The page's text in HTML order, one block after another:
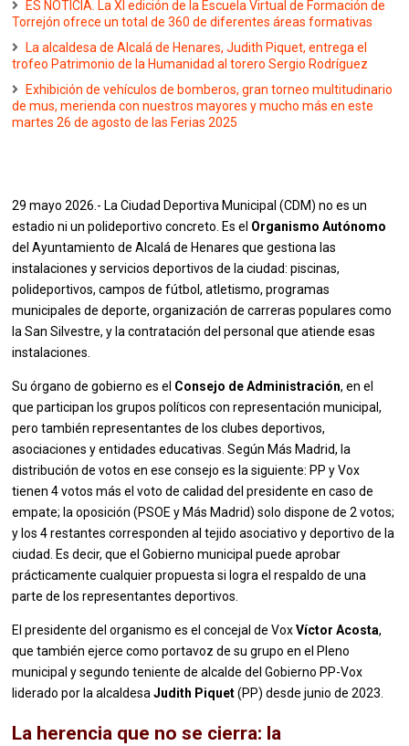
ES NOTICIA. La XI edición de la Escuela Virtual de Formación de
Torrejón ofrece un total de 360 de diferentes áreas formativas
La alcaldesa de Alcalá de Henares, Judith Piquet, entrega el
trofeo Patrimonio de la Humanidad al torero Sergio Rodríguez
Exhibición de vehículos de bomberos, gran torneo multitudinario
de mus, merienda con nuestros mayores y mucho más en este
martes 26 de agosto de las Ferias 2025
29 mayo 2026.- La Ciudad Deportiva Municipal (CDM) no es un
estadio ni un polideportivo concreto. Es el Organismo Autónomo
del Ayuntamiento de Alcalá de Henares que gestiona las
instalaciones y servicios deportivos de la ciudad: piscinas,
polideportivos, campos de fútbol, atletismo, programas
municipales de deporte, organización de carreras populares como
la San Silvestre, y la contratación del personal que atiende esas
instalaciones.
Su órgano de gobierno es el Consejo de Administración, en el
que participan los grupos políticos con representación municipal,
pero también representantes de los clubes deportivos,
asociaciones y entidades educativas. Según Más Madrid, la
distribución de votos en ese consejo es la siguiente: PP y Vox
tienen 4 votos más el voto de calidad del presidente en caso de
empate; la oposición (PSOE y Más Madrid) solo dispone de 2 votos;
y los 4 restantes corresponden al tejido asociativo y deportivo de la
ciudad. Es decir, que el Gobierno municipal puede aprobar
prácticamente cualquier propuesta si logra el respaldo de una
parte de los representantes deportivos.
El presidente del organismo es el concejal de VoxVíctor Acosta,
que también ejerce como portavoz de su grupo en el Pleno
municipal y segundo teniente de alcalde del Gobierno PP-Vox
liderado por la alcaldesaJudith Piquet(PP) desde junio de 2023.
La herencia que no se cierra: la